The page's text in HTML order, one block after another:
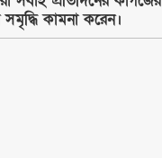
সমৃদ্ধি কামনা করেন।